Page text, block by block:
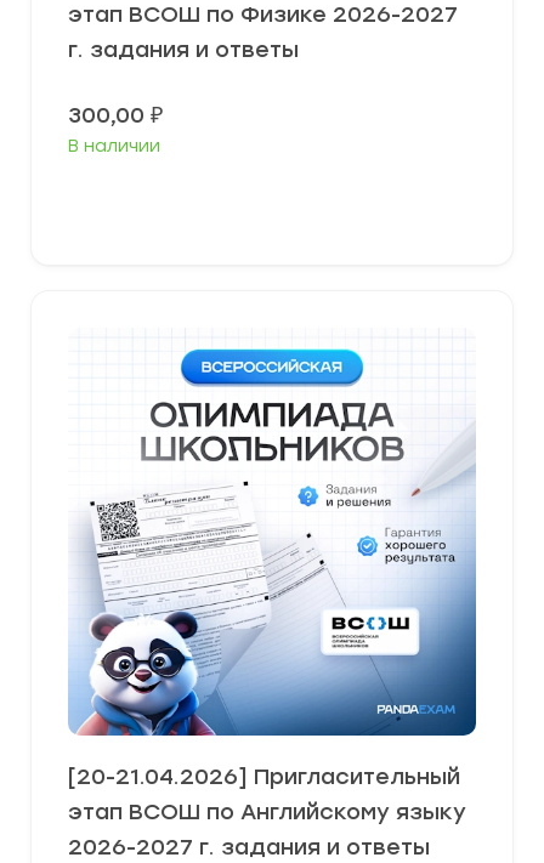
этап ВСОШ по Физике 2026-2027
г. задания и ответы
300,00 ₽
В наличии
[20-21.04.2026] Пригласительный
этап ВСОШ по Английскому языку
2026-2027 г. задания и ответы